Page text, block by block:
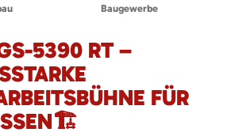
Baugewerbe
5390 RT –
FÜR